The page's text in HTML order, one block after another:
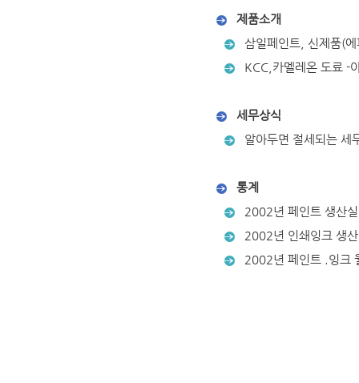
제품소개
삼일페인트, 신제품(
KCC,카멜레온 도료 -
세무상식
알아두면 절세되는 세
통계
2002년 페인트 생산
2002년 인쇄잉크 생
2002년 페인트 .잉크